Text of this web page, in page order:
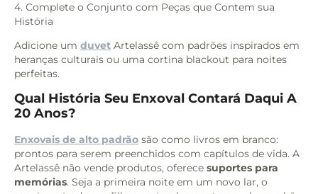
4. Complete o Conjunto com Peças que Contem sua
História
Adicione um duvet Artelassê com padrões inspirados em
heranças culturais ou uma cortina blackout para noites
perfeitas.
Qual História Seu Enxoval Contará Daqui A
20 Anos?
Enxovais de alto padrão são como livros em branco:
prontos para serem preenchidos com capítulos de vida. A
Artelassê não vende produtos, oferece suportes para
memórias. Seja a primeira noite em um novo lar, o